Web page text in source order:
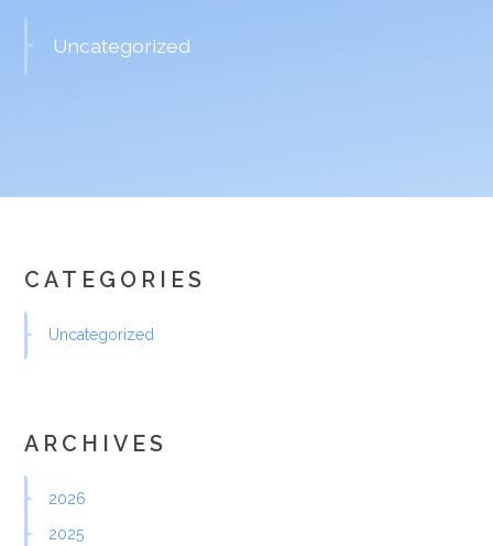
Uncategorized
CATEGORIES
Uncategorized
ARCHIVES
2026
2025